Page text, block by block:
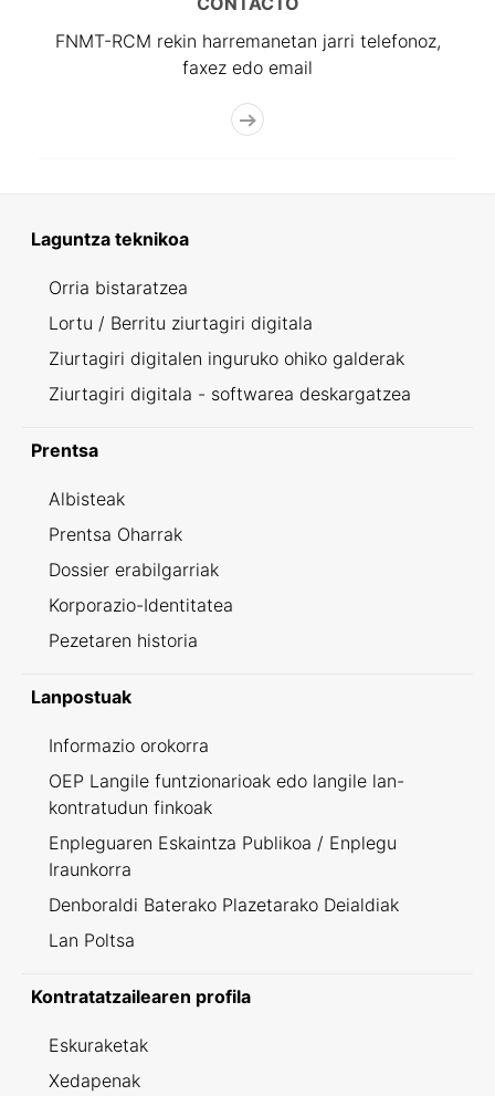
FNMT-RCM rekin harremanetan jarri telefonoz,
faxez edo email
Laguntza teknikoa
Orria bistaratzea
Lortu / Berritu ziurtagiri digitala
Ziurtagiri digitalen inguruko ohiko galderak
Ziurtagiri digitala - softwarea deskargatzea
Prentsa
Albisteak
Prentsa Oharrak
Dossier erabilgarriak
Korporazio-Identitatea
Pezetaren historia
Lanpostuak
Informazio orokorra
OEP Langile funtzionarioak edo langile lan-
kontratudun finkoak
Enpleguaren Eskaintza Publikoa / Enplegu
Iraunkorra
Denboraldi Baterako Plazetarako Deialdiak
Lan Poltsa
Kontratatzailearen profila
Eskuraketak
Xedapenak